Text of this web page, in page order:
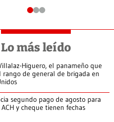
Lo más leído
Higuero, el panameño que
rango de general de brigada en
segundo pago de agosto para
y cheque tienen fechas